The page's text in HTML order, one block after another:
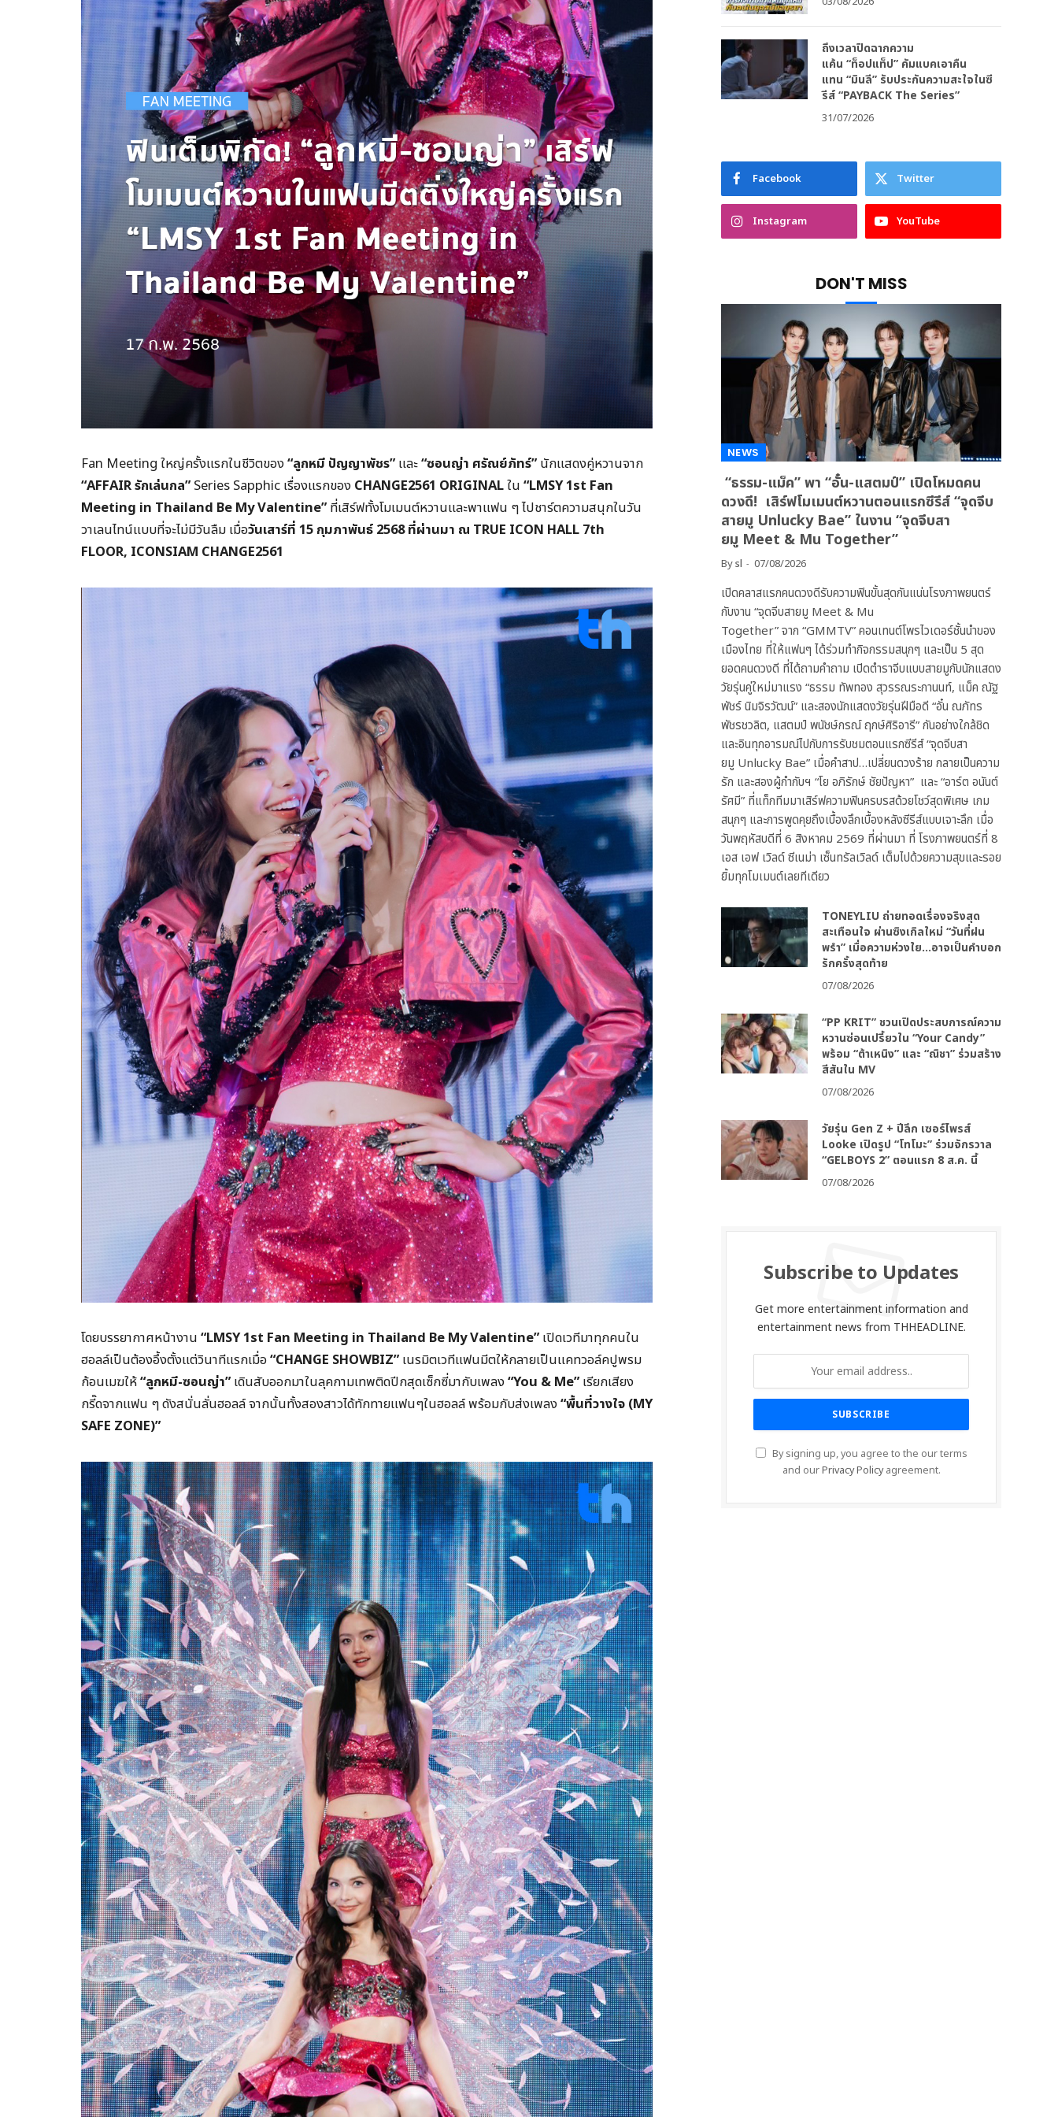
Fan Meeting ใหญ่ครั้งแรกในชีวิตของ“ลูกหมี ปัญญาพัชร” และ“ซอนญ่า ศรัณย์ภัทร์” นักแสดงคู่หวานจาก
“AFFAIR รักเล่นกล” Series Sapphic เรื่องแรกของ CHANGE2561 ORIGINALใน “LMSY 1st Fan
Meeting in Thailand Be My Valentine” ที่เสิร์ฟทั้งโมเมนต์หวานและพาแฟน ๆ ไปชาร์ตความสนุกในวัน
วาเลนไทน์แบบที่จะไม่มีวันลืม เมื่อวันเสาร์ที่ 15 กุมภาพันธ์ 2568 ที่ผ่านมา ณ TRUE ICON HALL 7th
FLOOR, ICONSIAM CHANGE2561
โดยบรรยากาศหน้างาน “LMSY 1st Fan Meeting in Thailand Be My Valentine” เปิดเวทีมาทุกคนใน
ฮอลล์เป็นต้องอึ้งตั้งแต่วินาทีแรกเมื่อ“CHANGE SHOWBIZ” เนรมิตเวทีแฟนมีตให้กลายเป็นแคทวอล์คปูพรม
ก้อนเมฆให้“ลูกหมี-ซอนญ่า” เดินสับออกมาในลุคกามเทพติดปีกสุดเซ็กซี่มากับเพลง“You & Me” เรียกเสียง
กรี๊ดจากแฟน ๆ ดังสนั่นลั่นฮอลล์ จากนั้นทั้งสองสาวได้ทักทายแฟนๆในฮอลล์ พร้อมกับส่งเพลง“พื้นที่วางใจ (MY
SAFE ZONE)”
ถึงเวลาปิดฉากความ
แค้น “ท็อปแท็ป” คัมแบคเอาคืน
แทน “มินลี” รับประกันความสะใจในซี
รีส์ “PAYBACK The Series”
31/07/2026
Facebook Twitter
Instagram YouTube
DON'T MISS
NEWS
“ธรรม-แม็ค” พา “อั๋น-แสตมป์” เปิดโหมดคน
ดวงดี! เสิร์ฟโมเมนต์หวานตอนแรกซีรีส์ “จุดจีบ
สายมู Unlucky Bae” ในงาน “จุดจีบสา
ยมู Meet & Mu Together”
Bysl 07/08/2026
เปิดคลาสแรกคนดวงดีรับความฟินขั้นสุดกันแน่นโรงภาพยนตร์
กับงาน “จุดจีบสายมู Meet & Mu
Together” จาก “GMMTV” คอนเทนต์โพรไวเดอร์ชั้นนำของ
เมืองไทย ที่ให้แฟนๆ ได้ร่วมทำกิจกรรมสนุกๆ และเป็น 5 สุด
ยอดคนดวงดี ที่ได้ถามคำถาม เปิดตำราจีบแบบสายมูกับนักแสดง
วัยรุ่นคู่ใหม่มาแรง “ธรรม ทัพทอง สุวรรณระกานนท์, แม็ค ณัฐ
พัชร์ นิมจิรวัฒน์” และสองนักแสดงวัยรุ่นฝีมือดี “อั๋น ณภัทร
พัชรชวลิต, แสตมป์ พนัชษ์กรณ์ ฤกษ์ศิริอารี” กันอย่างใกล้ชิด
และอินทุกอารมณ์ไปกับการรับชมตอนแรกซีรีส์ “จุดจีบสา
ยมู Unlucky Bae” เมื่อคำสาป…เปลี่ยนดวงร้าย กลายเป็นความ
รัก และสองผู้กำกับฯ “โย อภิรักษ์ ชัยปัญหา” และ “อาร์ต อนันต์
รัศมี” ที่แท็กทีมมาเสิร์ฟความฟินครบรสด้วยโชว์สุดพิเศษ เกม
สนุกๆ และการพูดคุยถึงเบื้องลึกเบื้องหลังซีรีส์แบบเจาะลึก เมื่อ
วันพฤหัสบดีที่ 6 สิงหาคม 2569 ที่ผ่านมา ที่ โรงภาพยนตร์ที่ 8
เอส เอฟ เวิลด์ ซีเนม่า เซ็นทรัลเวิลด์ เต็มไปด้วยความสุขและรอย
ยิ้มทุกโมเมนต์เลยทีเดียว
TONEYLIU ถ่ายทอดเรื่องจริงสุด
สะเทือนใจ ผ่านซิงเกิลใหม่ “วันที่ฝน
พรำ” เมื่อความห่วงใย…อาจเป็นคำบอก
รักครั้งสุดท้าย
07/08/2026
“PP KRIT” ชวนเปิดประสบการณ์ความ
หวานซ่อนเปรี้ยวใน “Your Candy”
พร้อม “ต้าเหนิง” และ “ณิชา” ร่วมสร้าง
สีสันใน MV
07/08/2026
วัยรุ่น Gen Z + ปีลึก เซอร์ไพรส์
Looke เปิดรูป “โทโมะ” ร่วมจักรวาล
“GELBOYS 2” ตอนแรก 8 ส.ค. นี้
07/08/2026
Subscribe to Updates
Get more entertainment information and
entertainment news from THHEADLINE.
By signing up, you agree to the our terms
and ourPrivacy Policyagreement.